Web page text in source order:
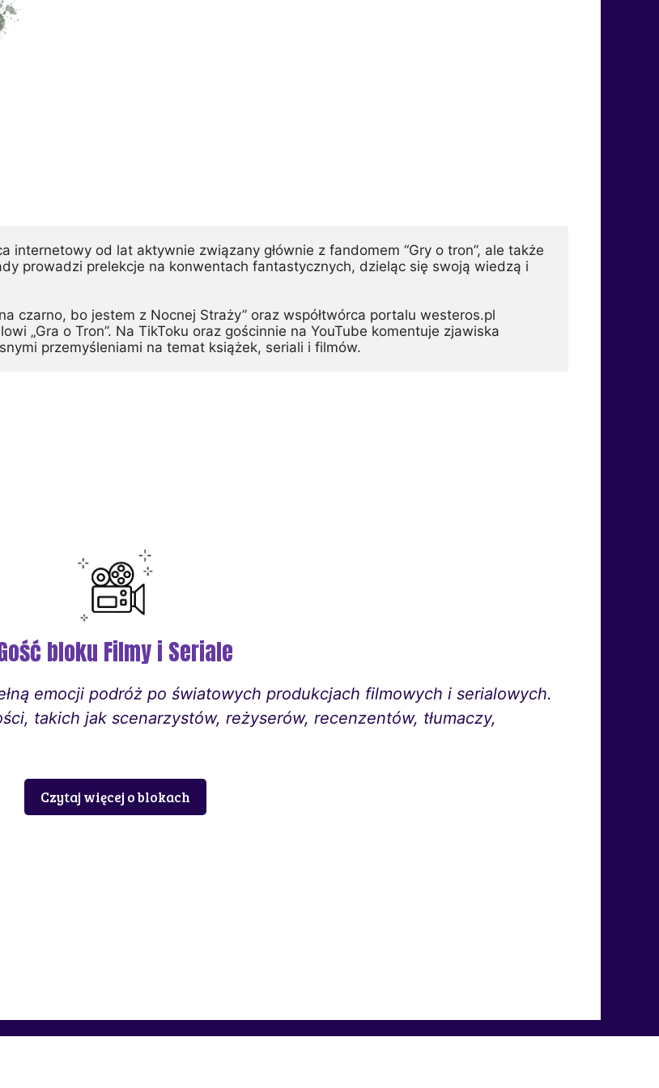
internetowy od lat aktywnie związany głównie z fandomem “Gry o tron”, ale także
prowadzi prelekcje na konwentach fantastycznych, dzieląc się swoją wiedzą i
czarno, bo jestem z Nocnej Straży” oraz współtwórca portalu westeros.pl
„Gra o Tron”. Na TikToku oraz gościnnie na YouTube komentuje zjawiska
przemyśleniami na temat książek, seriali i filmów.
bloku Filmy i Seriale
emocji podróż po światowych produkcjach filmowych i serialowych.
takich jak scenarzystów, reżyserów, recenzentów, tłumaczy,
Czytaj więcej o blokach